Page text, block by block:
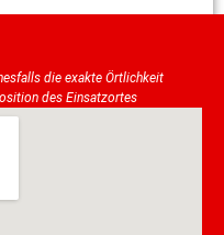
die exakte Örtlichkeit
des Einsatzortes